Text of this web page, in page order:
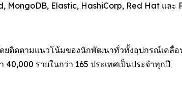
MongoDB, Elastic, HashiCorp, Red Hat แล
ติดตามแนวโน้มของนักพัฒนาทั่วทั้งอุปกรณ์เคลื่อน
รายในกว่า 165 ประเทศเป็นประจำทุกปี